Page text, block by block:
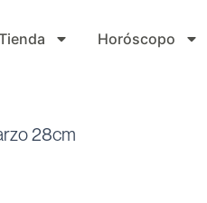
Horóscopo
28cm